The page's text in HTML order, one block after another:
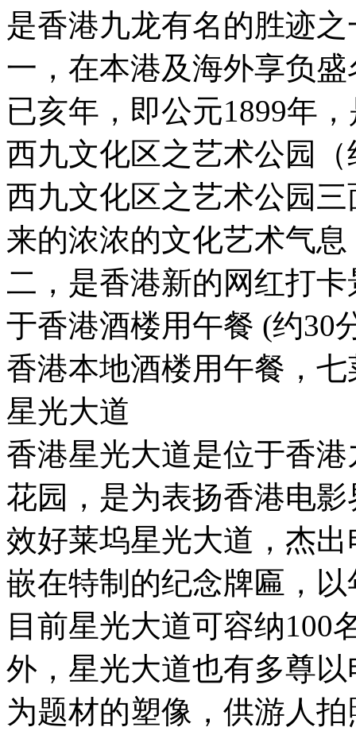
是香港九龙有名的胜迹
一，在本港及海外享负
已亥年，即公元1899年
西九文化区之艺术公园（
西九文化区之艺术公园
来的浓浓的文化艺术气
二，是香港新的网红打卡
于香港酒楼用午餐 (约30
香港本地酒楼用午餐，七
星光大道
香港星光大道是位于香
花园，是为表扬香港电
效好莱坞星光大道，杰
嵌在特制的纪念牌匾，
目前星光大道可容纳100
外，星光大道也有多尊
为题材的塑像，供游人